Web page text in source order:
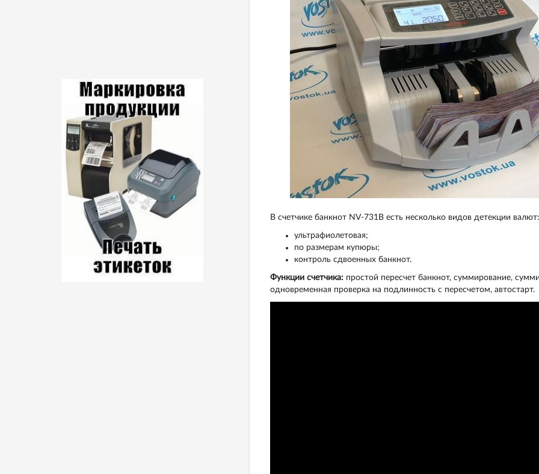
В счетчике банкнот NV-731B есть несколько видов детекции валют:
ультрафиолетовая;
по размерам купюры;
контроль сдвоенных банкнот.
Функции счетчика:простой пересчет банкнот, суммирование,
одновременная проверка на подлинность с пересчетом, автостарт.